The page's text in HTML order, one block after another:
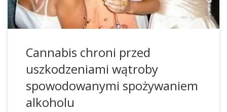
Cannabis chroni przed
uszkodzeniami wątroby
spowodowanymi spożywaniem
alkoholu